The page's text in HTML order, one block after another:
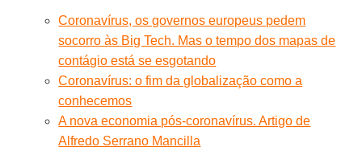
Coronavírus, os governos europeus pedem
socorro às Big Tech. Mas o tempo dos mapas de
contágio está se esgotando
Coronavírus: o fim da globalização como a
conhecemos
A nova economia pós-coronavírus. Artigo de
Alfredo Serrano Mancilla